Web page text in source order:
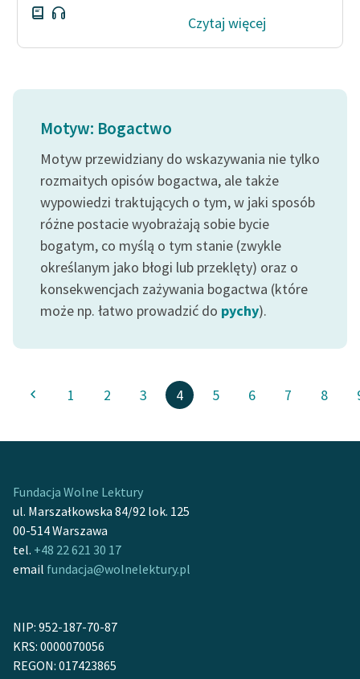
Czytaj więcej
Motyw: Bogactwo
Motyw przewidziany do wskazywania nie tylko
rozmaitych opisów bogactwa, ale także
wypowiedzi traktujących o tym, w jaki sposób
różne postacie wyobrażają sobie bycie
bogatym, co myślą o tym stanie (zwykle
określanym jako błogi lub przeklęty) oraz o
konsekwencjach zażywania bogactwa (które
może np. łatwo prowadzić do pychy).
1 2 3 4 5 6 7 8
Fundacja Wolne Lektury
ul. Marszałkowska 84/92 lok. 125
00-514 Warszawa
tel. +48 22 621 30 17
email fundacja@wolnelektury.pl
NIP: 952-187-70-87
KRS: 0000070056
REGON: 017423865